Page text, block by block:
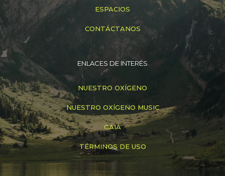
ESPACIOS
CONTÁCTANOS
ENLACES DE INTERÉS
NUESTRO OXÍGENO
NUESTRO OXÍGENO MUSIC
GAIA
TÉRMINOS DE USO